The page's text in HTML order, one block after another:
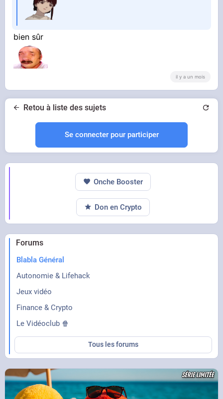
bien sûr
il y a un mois
Retou à liste des sujets
Se connecter pour participer
Forums
Blabla Général
Autonomie & Lifehack
Jeux vidéo
Finance & Crypto
Le Vidéoclub 🍿
Tous les forums
Onche Booster
Don en Crypto